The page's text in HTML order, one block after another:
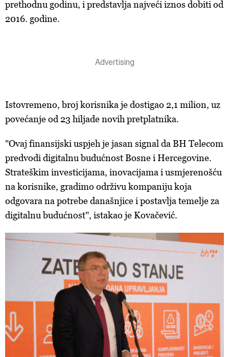
prethodnu godinu, i predstavlja najveći iznos dobiti od
2016. godine.
Istovremeno, broj korisnika je dostigao 2,1 milion, uz
povećanje od 23 hiljade novih pretplatnika.
"Ovaj finansijski uspjeh je jasan signal da BH Telecom
predvodi digitalnu budućnost Bosne i Hercegovine.
Strateškim investicijama, inovacijama i usmjerenošću
na korisnike, gradimo održivu kompaniju koja
odgovara na potrebe današnjice i postavlja temelje za
digitalnu budućnost", istakao je Kovačević.